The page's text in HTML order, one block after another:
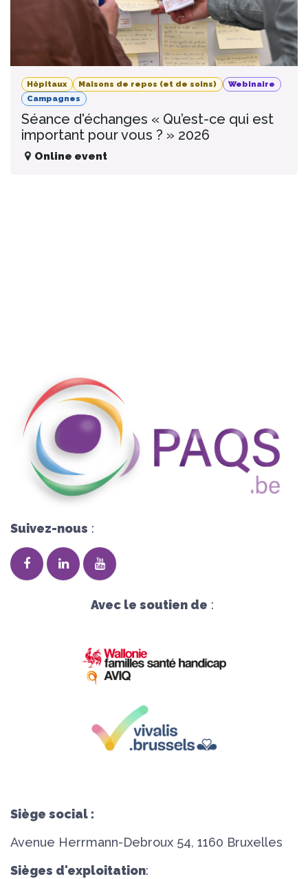
Hôpitaux Maisons de repos (et de soins)
Webinaire
Campagnes
Séance d'échanges « Qu’est-ce qui est
important pour vous ? » 2026
Online event
Suivez-nous :
Avec le soutien de :
Siège social :
Avenue Herrmann-Debroux 54, 1160 Bruxelles
Sièges d'exploitation: